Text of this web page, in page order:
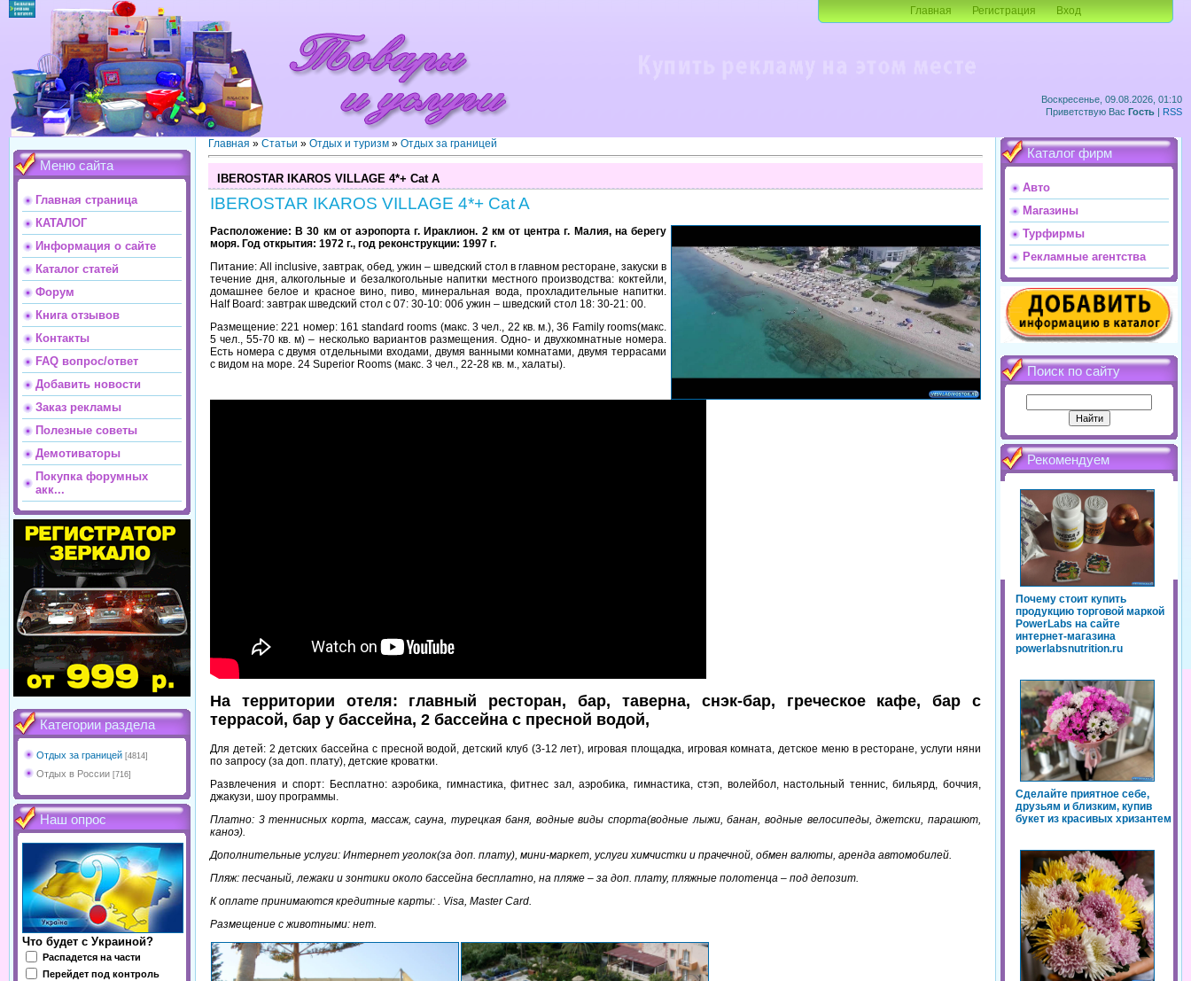
Воскресенье, 09.08.2026, 01:10
Приветствую Вас Гость | RSS
Главная Регистрация Вход
Меню сайта
Главная страница
КАТАЛОГ
Информация о сайте
Каталог статей
Форум
Книга отзывов
Контакты
FAQ вопрос/ответ
Добавить новости
Заказ рекламы
Полезные советы
Демотиваторы
Покупка форумных
акк...
Категории раздела
Отдых за границей [4814]
Отдых в России [716]
Наш опрос
Что будет с Украиной?
Распадется на части
Перейдет под контроль
Главная » Статьи » Отдых и туризм » Отдых за границей
IBEROSTAR IKAROS VILLAGE 4*+ Cat A
IBEROSTAR IKAROS VILLAGE 4*+ Cat A
Расположение: В 30 км от аэропорта г. Ираклион. 2 км от центра г. Малия, на берегу
моря. Год открытия: 1972 г., год реконструкции: 1997 г.
Питание: All inclusive, завтрак, обед, ужин – шведский стол в главном ресторане, закуски в
течение дня, алкогольные и безалкогольные напитки местного производства: коктейли,
домашнее белое и красное вино, пиво, минеральная вода, прохладительные напитки.
Half Board: завтрак шведский стол с 07: 30-10: 00б ужин – шведский стол 18: 30-21: 00.
Размещение: 221 номер: 161 standard rooms (макс. 3 чел., 22 кв. м.), 36 Family rooms(макс.
5 чел., 55-70 кв. м) – несколько вариантов размещения. Одно- и двухкомнатные номера.
Есть номера с двумя отдельными входами, двумя ванными комнатами, двумя террасами
с видом на море. 24 Superior Rooms (макс. 3 чел., 22-28 кв. м., халаты).
На территории отеля: главный ресторан, бар, таверна, снэк-бар, греческое кафе, бар с
террасой, бар у бассейна, 2 бассейна с пресной водой,
Для детей: 2 детских бассейна с пресной водой, детский клуб (3-12 лет), игровая площадка, игровая комната, детское меню в ресторане, услуги няни
по запросу (за доп. плату), детские кроватки.
Развлечения и спорт: Бесплатно: аэробика, гимнастика, фитнес зал, аэробика, гимнастика, стэп, волейбол, настольный теннис, бильярд, боччия,
джакузи, шоу программы.
Платно: 3 теннисных корта, массаж, сауна, турецкая баня, водные виды спорта(водные лыжи, банан, водные велосипеды, джетски, парашют,
каноэ).
Дополнительные услуги: Интернет уголок(за доп. плату), мини-маркет, услуги химчистки и прачечной, обмен валюты, аренда автомобилей.
Пляж: песчаный, лежаки и зонтики около бассейна бесплатно, на пляже – за доп. плату, пляжные полотенца – под депозит.
К оплате принимаются кредитные карты: . Visa, Master Сard.
Размещение с животными: нет.
Каталог фирм
Авто
Магазины
Турфирмы
Рекламные агентства
Поиск по сайту
Рекомендуем
Почему стоит купить
продукцию торговой маркой
PowerLabs на сайте
интернет-магазина
powerlabsnutrition.ru
Сделайте приятное себе,
друзьям и близким, купив
букет из красивых хризантем